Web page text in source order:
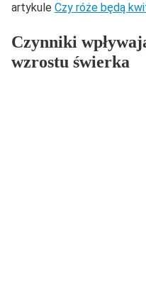
artykule Czy róże będą
Czynniki
wzrostu świerka